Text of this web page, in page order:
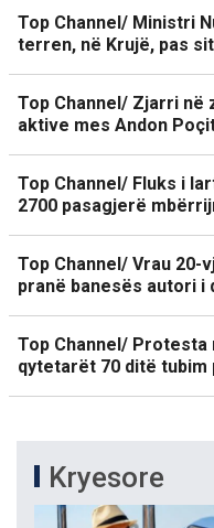
Top Channel/ Ministri
terren, në Krujë, pas
Top Channel/ Zjarri në
aktive mes Andon
Top Channel/ Fluks i
2700 pasagjerë
Top Channel/ Vrau
pranë banesës autori i
Top Channel/
qytetarët 70 ditë
Kryesore